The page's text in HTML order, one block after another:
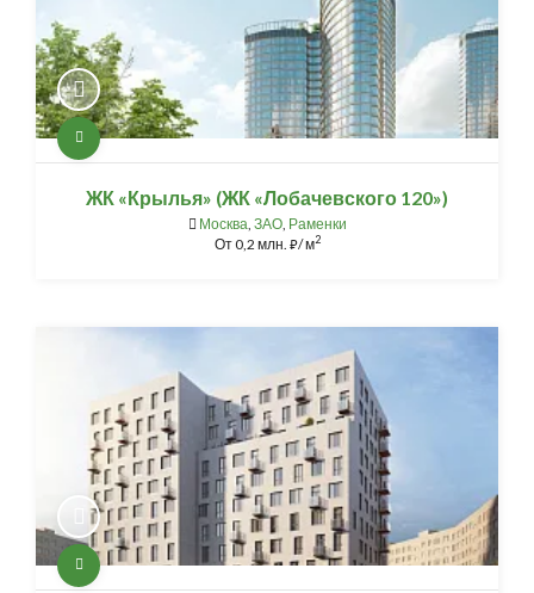
ЖК «Крылья» (ЖК «Лобачевского 120»)
Москва ЗАО, Раменки
От0,2 млн. ⃏/ м2